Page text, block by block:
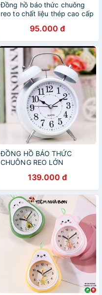
Đồng hồ báo thức chuông
reo to chất liệu thép cao cấp
95.000 đ
ĐỒNG HỒ BÁO THỨC
CHUÔNG REO LỚN
139.000 đ